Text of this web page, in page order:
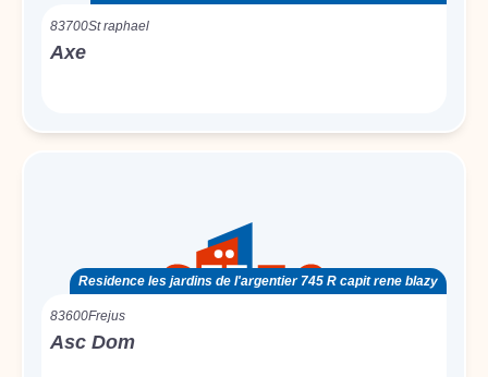
83700St raphael
Axe
Residence les jardins de l'argentier 745 R capit rene blazy
83600Frejus
Asc Dom